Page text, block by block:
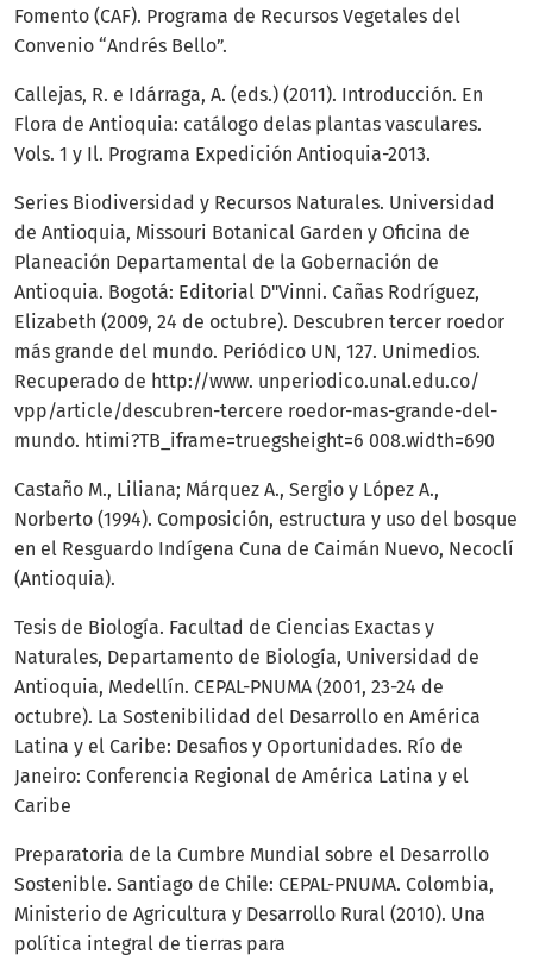
Fomento (CAF). Programa de Recursos Vegetales del
Convenio “Andrés Bello”.
Callejas, R. e Idárraga, A. (eds.) (2011). Introducción. En
Flora de Antioquia: catálogo delas plantas vasculares.
Vols. 1 y Il. Programa Expedición Antioquia-2013.
Series Biodiversidad y Recursos Naturales. Universidad
de Antioquia, Missouri Botanical Garden y Oficina de
Planeación Departamental de la Gobernación de
Antioquia. Bogotá: Editorial D"Vinni. Cañas Rodríguez,
Elizabeth (2009, 24 de octubre). Descubren tercer roedor
más grande del mundo. Periódico UN, 127. Unimedios.
Recuperado de http://www. unperiodico.unal.edu.co/
vpp/article/descubren-tercere roedor-mas-grande-del-
mundo. htimi?TB_iframe=truegsheight=6 008.width=690
Castaño M., Liliana; Márquez A., Sergio y López A.,
Norberto (1994). Composición, estructura y uso del bosque
en el Resguardo Indígena Cuna de Caimán Nuevo, Necoclí
(Antioquia).
Tesis de Biología. Facultad de Ciencias Exactas y
Naturales, Departamento de Biología, Universidad de
Antioquia, Medellín. CEPAL-PNUMA (2001, 23-24 de
octubre). La Sostenibilidad del Desarrollo en América
Latina y el Caribe: Desafios y Oportunidades. Río de
Janeiro: Conferencia Regional de América Latina y el
Caribe
Preparatoria de la Cumbre Mundial sobre el Desarrollo
Sostenible. Santiago de Chile: CEPAL-PNUMA. Colombia,
Ministerio de Agricultura y Desarrollo Rural (2010). Una
política integral de tierras para